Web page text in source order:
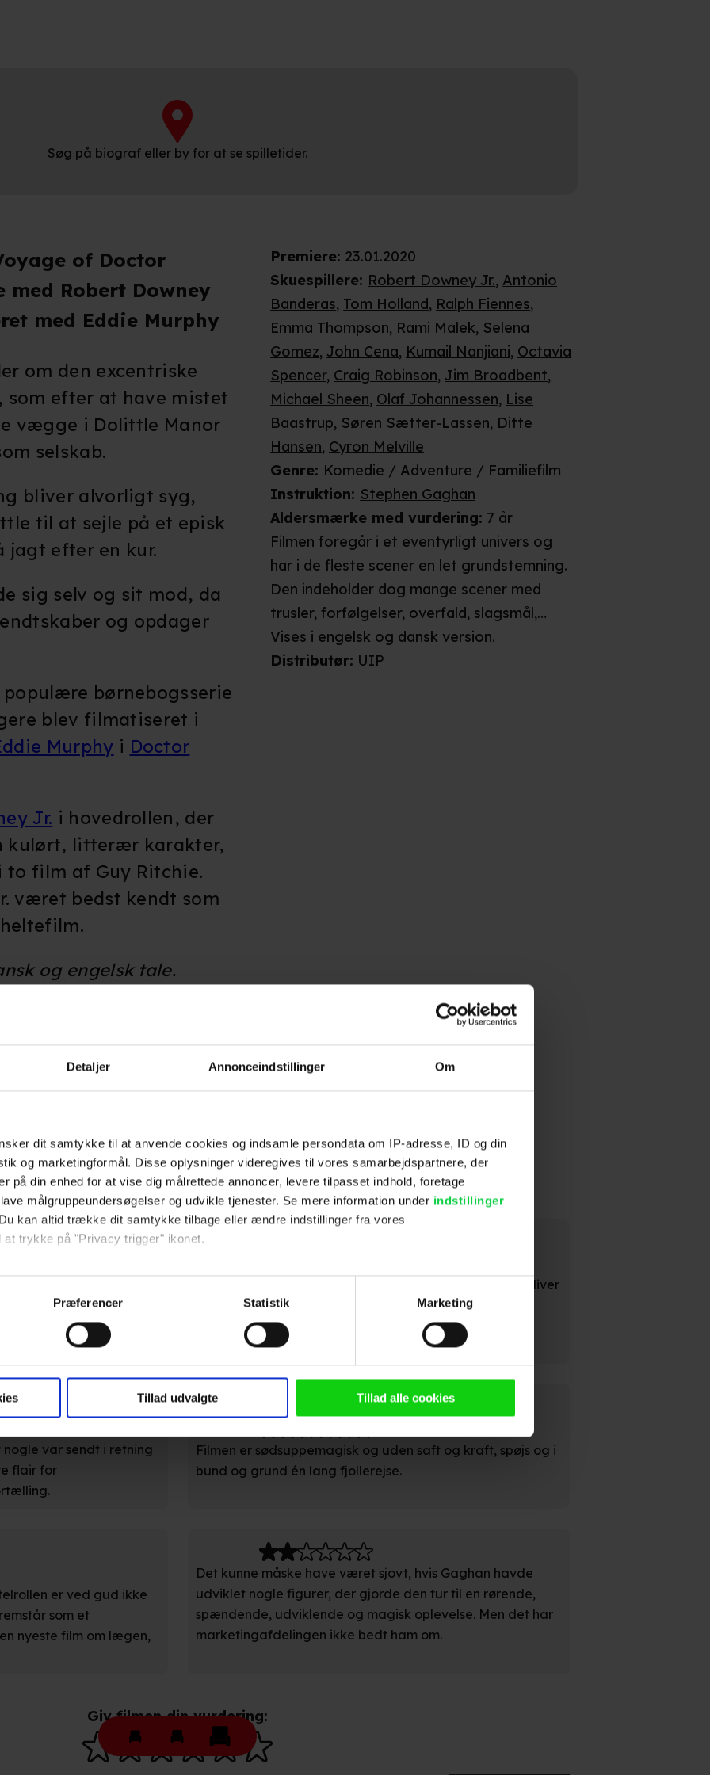
Detaljer Annonceindstillinger Om
dit samtykke til at anvende cookies og indsamle persondata om IP-adresse, ID og din
og marketingformål. Disse oplysninger videregives til vores samarbejdspartnere, der
på din enhed for at vise dig målrettede annoncer, levere tilpasset indhold, foretage
målgruppeundersøgelser og udvikle tjenester. Se mere information under indstillinger
kan altid trække dit samtykke tilbage eller ændre indstillinger fra vores
at trykke på "Privacy trigger" ikonet.
gerne:
om din placering, der kan være nøjagtig inden for få meter
cookies og indsamle persondata om IP-adresse, ID og din browser til statistik og
videregives til vores samarbejdspartnere, der opbevarer og tilgår oplysninger på din
annoncer, levere tilpasset indhold, foretage annonce- og indholdsmåling, lave
Se mere information under indstillinger og i vores persondatapolitik.
gerne:
tilbage eller ændre indstillinger fra vores "Cookiedeklaration". Dine valg anvendes på
fra tredjeparter til at optimere dit besøg på vores hjemmeside. Det gør vi for at sikre
huske dine præferencer og til markedsføring.
Præferencer Statistik Marketing
Tillad udvalgte Tillad alle cookies
Søg på biograf eller by for at se spilletider.
men dette smadres så
af
overflødige effekter,
til at
at blive bemærket.
... præmissen i 'Dolittle' er så tumpet, at man lynhurtigt bliver
hægtet af.
har været til
var sendt i retning
flair for
Filmen er sødsuppemagisk og uden saft og kraft, spøjs og i
bund og grund én lang fjollerejse.
er ved gud ikke
som et
nyeste film om lægen,
Det kunne måske have været sjovt, hvis Gaghan havde
udviklet nogle figurer, der gjorde den tur til en rørende,
spændende, udviklende og magisk oplevelse. Men det har
marketingafdelingen ikke bedt ham om.
Giv filmen din vurdering:
Premiere: 23.01.2020
Skuespillere: Robert Downey Jr., Antonio
Banderas, Tom Holland, Ralph Fiennes,
Emma Thompson, Rami Malek, Selena
Gomez, John Cena, Kumail Nanjiani, Octavia
Spencer, Craig Robinson, Jim Broadbent,
Michael Sheen, Olaf Johannessen, Lise
Baastrup, Søren Sætter-Lassen, Ditte
Hansen, Cyron Melville
Genre: Komedie / Adventure / Familiefilm
Instruktion: Stephen Gaghan
Aldersmærke med vurdering: 7 år
Filmen foregår i et eventyrligt univers og
har i de fleste scener en let grundstemning.
Den indeholder dog mange scener med
trusler, forfølgelser, overfald, slagsmål,
skyderier og eksplosioner. I en scene fx
forfølges og beskydes "de godes" skib af et
Vises i engelsk og dansk version.
Distributør: UIP
of Doctor
Robert Downey
med Eddie Murphy
om den excentriske
efter at have mistet
vægge i Dolittle Manor
selskab.
bliver alvorligt syg,
til at sejle på et episk
jagt efter en kur.
sig selv og sit mod, da
og opdager
børnebogsserie
blev filmatiseret i
Murphy i Doctor
Jr. i hovedrollen, der
kulørt, litterær karakter,
to film af Guy Ritchie.
været bedst kendt som
og engelsk tale.